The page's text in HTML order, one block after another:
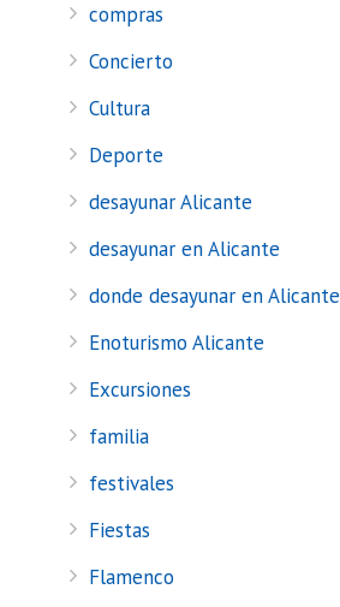
compras
Concierto
Cultura
Deporte
desayunar Alicante
desayunar en Alicante
donde desayunar en Alicante
Enoturismo Alicante
Excursiones
familia
festivales
Fiestas
Flamenco